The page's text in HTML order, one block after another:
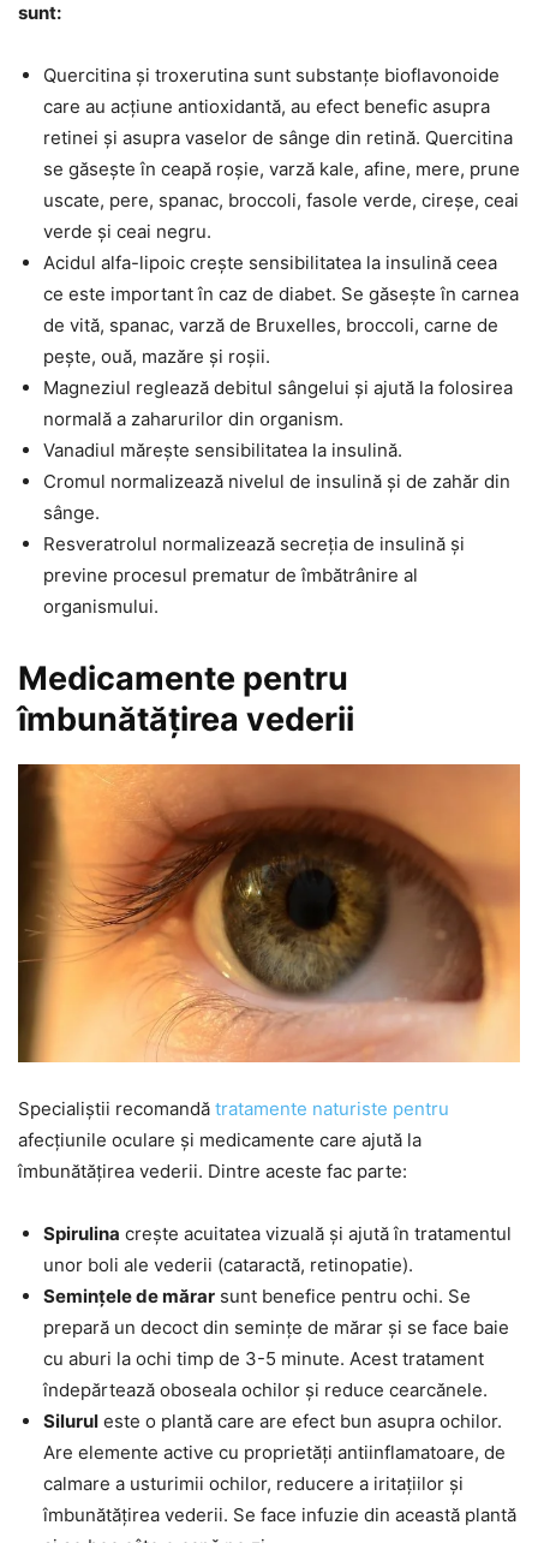
sunt:
Quercitina și troxerutina sunt substanțe bioflavonoide
care au acțiune antioxidantă, au efect benefic asupra
retinei și asupra vaselor de sânge din retină. Quercitina
se găsește în ceapă roșie, varză kale, afine, mere, prune
uscate, pere, spanac, broccoli, fasole verde, cireșe, ceai
verde și ceai negru.
Acidul alfa-lipoic crește sensibilitatea la insulină ceea
ce este important în caz de diabet. Se găsește în carnea
de vită, spanac, varză de Bruxelles, broccoli, carne de
pește, ouă, mazăre și roșii.
Magneziul reglează debitul sângelui și ajută la folosirea
normală a zaharurilor din organism.
Vanadiul mărește sensibilitatea la insulină.
Cromul normalizează nivelul de insulină și de zahăr din
sânge.
Resveratrolul normalizează secreția de insulină și
previne procesul prematur de îmbătrânire al
organismului.
Medicamente pentru
îmbunătățirea vederii
Specialiștii recomandă tratamente naturiste pentru
afecțiunile oculare și medicamente care ajută la
îmbunătățirea vederii. Dintre aceste fac parte:
Spirulina crește acuitatea vizuală și ajută în tratamentul
unor boli ale vederii (cataractă, retinopatie).
Semințele de mărar sunt benefice pentru ochi. Se
prepară un decoct din semințe de mărar și se face baie
cu aburi la ochi timp de 3-5 minute. Acest tratament
îndepărtează oboseala ochilor și reduce cearcănele.
Silurul este o plantă care are efect bun asupra ochilor.
Are elemente active cu proprietăți antiinflamatoare, de
calmare a usturimii ochilor, reducere a iritațiilor și
îmbunătățirea vederii. Se face infuzie din această plantă